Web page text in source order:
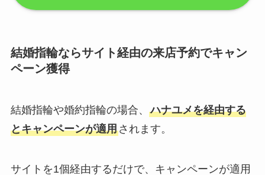
結婚指輪ならサイト経由の来店予約でキャン
ペーン獲得
結婚指輪や婚約指輪の場合、 ハナユメを経由する
とキャンペーンが適用されます。
サイトを1個経由するだけで、キャンペーンが適用